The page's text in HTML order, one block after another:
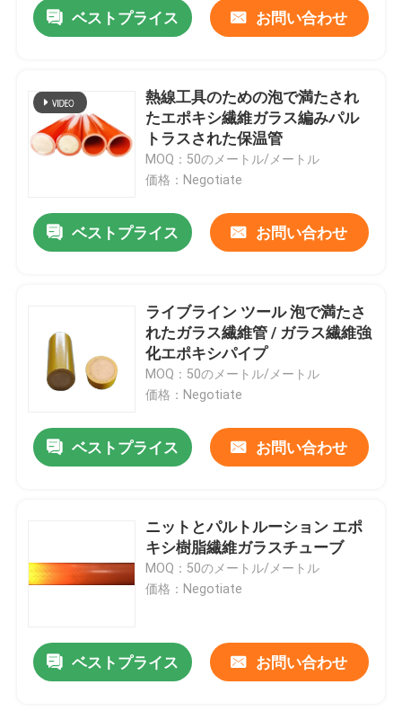
ベストプライス お問い合わせ
熱線工具のための泡で満たされ
たエポキシ繊維ガラス編みパル
トラスされた保温管
MOQ：50のメートル/メートル
価格：Negotiate
ベストプライス お問い合わせ
ライブライン ツール 泡で満たさ
れたガラス繊維管 / ガラス繊維強
化エポキシパイプ
MOQ：50のメートル/メートル
価格：Negotiate
ベストプライス お問い合わせ
ニットとパルトルーション エポ
キシ樹脂繊維ガラスチューブ
MOQ：50のメートル/メートル
価格：Negotiate
ベストプライス お問い合わせ